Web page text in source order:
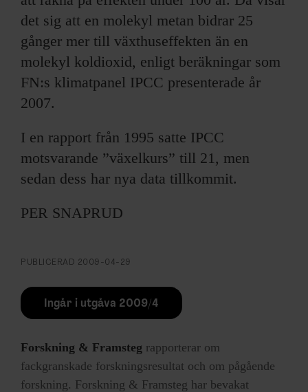
det sig att en molekyl metan bidrar 25
gånger mer till växthus­effekten än en
molekyl koldioxid, enligt beräkningar som
FN:s klimatpanel IPCC presenterade år
2007.
I en rapport från 1995 satte IPCC
motsvarande ”växelkurs” till 21, men
sedan dess har nya data tillkommit.
PER SNAPRUD
PUBLICERAD 2009-04-29
Ingår i utgåva 2009/4
Forskning & Framsteg rapporterar om
fackgranskade forskningsresultat och om pågående
forskning. Forskning & Framsteg har bevakat